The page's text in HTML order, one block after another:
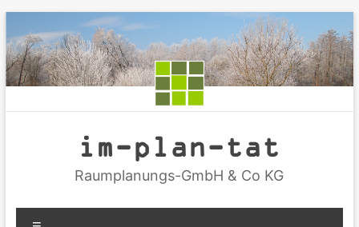
Inhalt
springen
im-plan-tat
Raumplanungs-GmbH & Co KG